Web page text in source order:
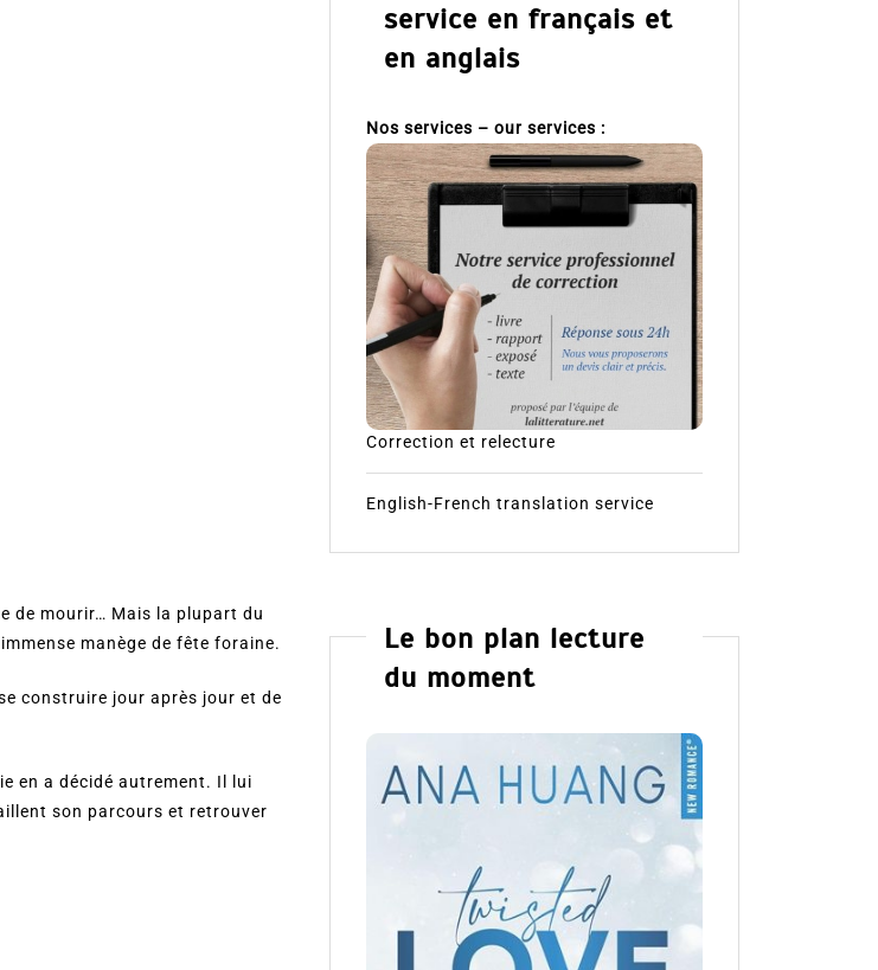
de mourir… Mais la plupart du
manège de fête foraine.
construire jour après jour et de
en a décidé autrement. Il lui
son parcours et retrouver
service en français et
en anglais
Nos services – our services :
Correction et relecture
English-French translation service
Le bon plan lecture
du moment